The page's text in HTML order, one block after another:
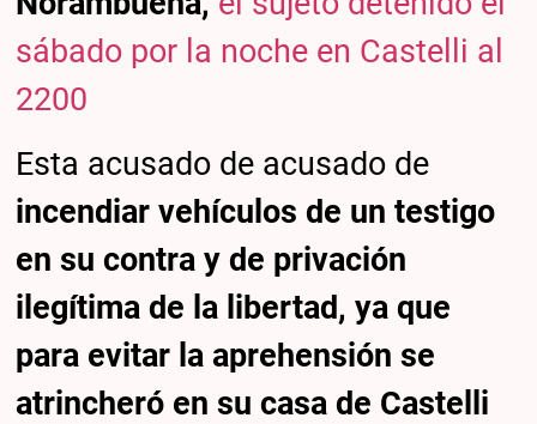
sábado por la noche en Castelli al
2200
Esta acusado de acusado de
incendiar vehículos de un testigo
en su contra y de privación
ilegítima de la libertad, ya que
para evitar la aprehensión se
atrincheró en su casa de Castelli